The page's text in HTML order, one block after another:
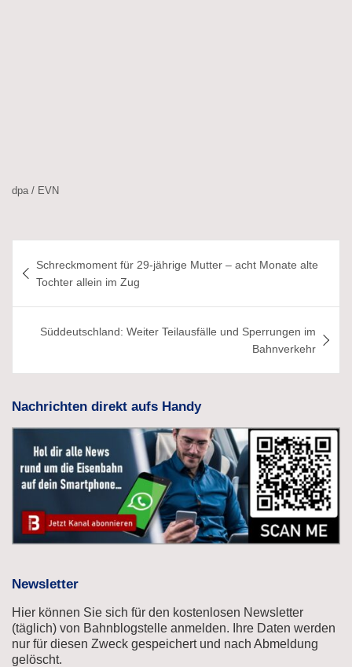
dpa / EVN
Schreckmoment für 29-jährige Mutter – acht Monate alte
Tochter allein im Zug
Süddeutschland: Weiter Teilausfälle und Sperrungen im
Bahnverkehr
Nachrichten direkt aufs Handy
Newsletter
Hier können Sie sich für den kostenlosen Newsletter
(täglich) von Bahnblogstelle anmelden. Ihre Daten werden
nur für diesen Zweck gespeichert und nach Abmeldung
gelöscht.